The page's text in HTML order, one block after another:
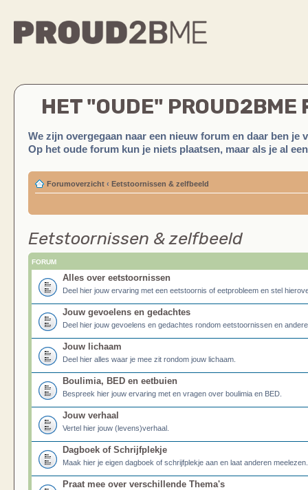
HET "OUDE" PROUD2BME
We zijn overgegaan naar een nieuw forum en daar ben je
Op het oude forum kun je niets plaatsen, maar als je al
Forumoverzicht ‹ Eetstoornissen & zelfbeeld
Eetstoornissen & zelfbeeld
FORUM
Alles over eetstoornissen
Deel hier jouw ervaring met een eetstoornis of eetprobleem en stel
Jouw gevoelens en gedachtes
Deel hier jouw gevoelens en gedachtes rondom eetstoornissen en
Jouw lichaam
Deel hier alles waar je mee zit rondom jouw lichaam.
Boulimia, BED en eetbuien
Bespreek hier jouw ervaring met en vragen over boulimia en BED.
Jouw verhaal
Vertel hier jouw (levens)verhaal.
Dagboek of Schrijfplekje
Maak hier je eigen dagboek of schrijfplekje aan en laat anderen meelezen.
Praat mee over verschillende Thema's